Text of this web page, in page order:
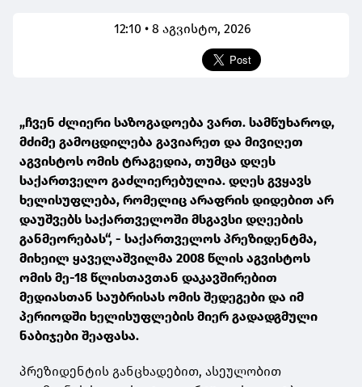
12:10 • 8 აგვისტო, 2026
„ჩვენ ძლიერი საზოგადოება ვართ. სამწუხაროდ,
მძიმე გამოცდილება გავიარეთ და მივიღეთ
აგვისტოს ომის ტრაგედია, თუმცა დღეს
საქართველო გაძლიერებულია. დღეს გვყავს
ხელისუფლება, რომელიც არაფრის დიდებით არ
დაუშვებს საქართველოში მსგავსი დღეების
განმეორებას“, - საქართველოს პრეზიდენტმა,
მიხეილ ყაველაშვილმა 2008 წლის აგვისტოს
ომის მე-18 წლისთავთან დაკავშირებით
მედიასთან საუბრისას ომის შედეგები და იმ
პერიოდში ხელისუფლების მიერ გადადგმული
ნაბიჯები შეაფასა.
პრეზიდენტის განცხადებით, ასეულობით